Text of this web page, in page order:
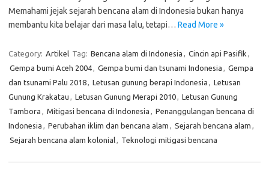
Memahami jejak sejarah bencana alam di Indonesia bukan hanya
membantu kita belajar dari masa lalu, tetapi… Read More »
Category: Artikel Tag: Bencana alam di Indonesia , Cincin api Pasifik ,
Gempa bumi Aceh 2004, Gempa bumi dan tsunami Indonesia , Gempa
dan tsunami Palu 2018, Letusan gunung berapi Indonesia , Letusan
Gunung Krakatau , Letusan Gunung Merapi 2010, Letusan Gunung
Tambora , Mitigasi bencana di Indonesia , Penanggulangan bencana di
Indonesia , Perubahan iklim dan bencana alam , Sejarah bencana alam ,
Sejarah bencana alam kolonial, Teknologi mitigasi bencana